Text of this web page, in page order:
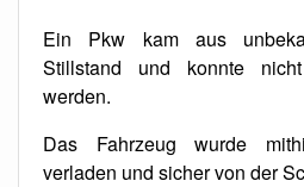
Ein Pkw kam aus
Stillstand und konnte
werden.
Das Fahrzeug wurde
verladen und sicher von der